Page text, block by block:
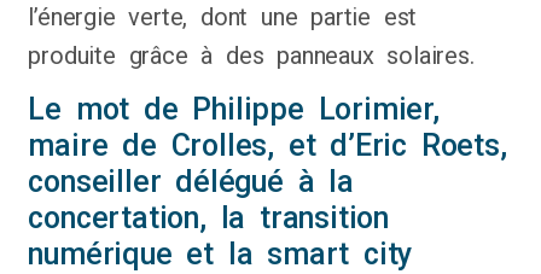
l’énergie verte, dont une partie est
produite grâce à des panneaux solaires.
Le mot de Philippe Lorimier,
maire de Crolles, et d’Eric Roets,
conseiller délégué à la
concertation, la transition
numérique et la smart city